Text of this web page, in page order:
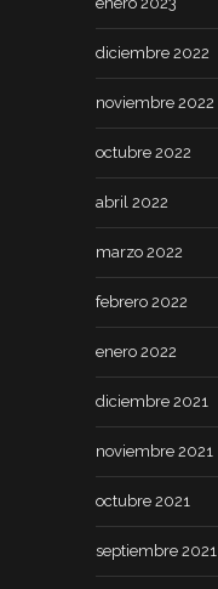
diciembre 2022
noviembre 2022
octubre 2022
abril 2022
marzo 2022
febrero 2022
enero 2022
diciembre 2021
noviembre 2021
octubre 2021
septiembre 2021